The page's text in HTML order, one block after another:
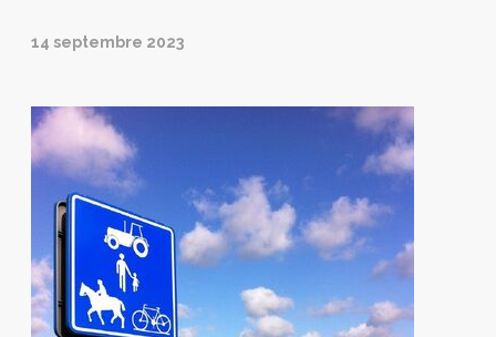
14 septembre 2023